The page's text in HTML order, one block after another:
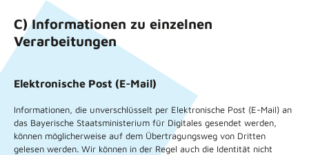
C) Informationen zu einzelnen
Verarbeitungen
Elektronische Post (E-Mail)
Informationen, die unverschlüsselt per Elektronische Post (E-Mail) an
das Bayerische Staatsministerium für Digitales gesendet werden,
können möglicherweise auf dem Übertragungsweg von Dritten
gelesen werden. Wir können in der Regel auch die Identität nicht